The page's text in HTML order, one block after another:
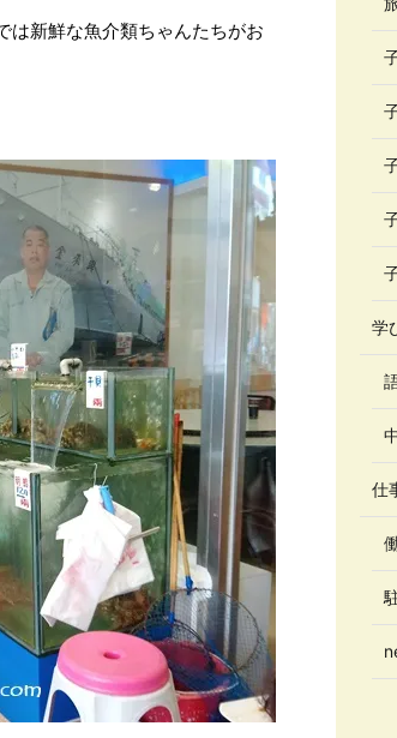
は新鮮な魚介類ちゃんたちがお
学
仕